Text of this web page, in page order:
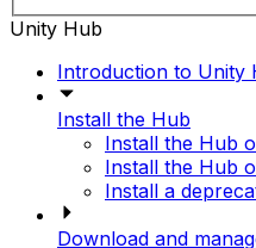
Unity Hub
Introduction to Unity
Install the Hub
Install the Hub
Install the Hub
Install a
Download and